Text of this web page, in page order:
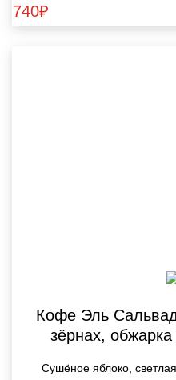
740₽
Кофе Эль
зёрнах,
Сушёное яблоко,